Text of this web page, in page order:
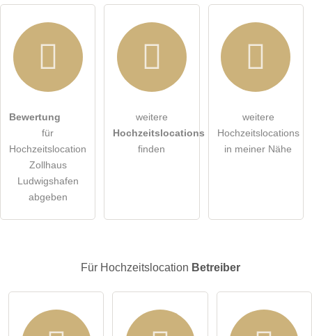
Die Datenschutzerklärung habe ich zur Kenntnis genommen.
öffentliche Frage stellen
Hinweis:Bitte beachten Sie, öffentliche Fragen sind
Besucher sichtbar
.
Bewertung
für
Hochzeitslocation
Zollhaus
Ludwigshafen
abgeben
weitere
Hochzeitslocations
finden
weitere
Hochzeitslocations
in meiner Nähe
Für Hochzeitslocation Betreiber